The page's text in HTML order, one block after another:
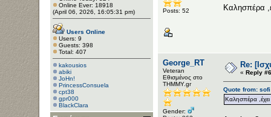
Online Ever: 18918
(April 06, 2026, 16:05:31 pm)
Users Online
Users: 9
Guests: 398
Total: 407
kakousios
abiki
JoHn!
PrincessConsuela
cpt38
gpr000
BlackClara
Posts: 52 Καλησπέρα
George_RT
Veteran
Εθισμένος στο
ΤΗΜΜΥ.gr
Gender:
Re:
« Reply
Quote from:
Καλησπέρα